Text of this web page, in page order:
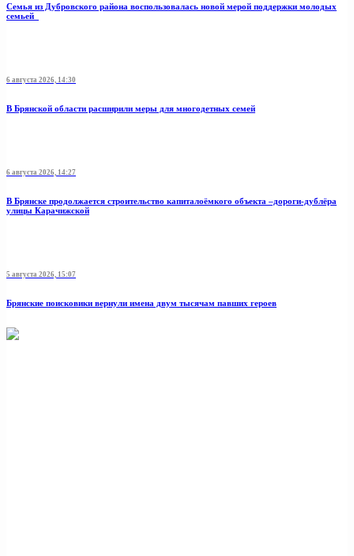
Семья из Дубровского района воспользовалась новой мерой поддержки молодых
семьей
6 августа 2026, 14:30
В Брянской области расширили меры для многодетных семей
6 августа 2026, 14:27
В Брянске продолжается строительство капиталоёмкого объекта –дороги-дублёра
улицы Карачижской
5 августа 2026, 15:07
Брянские поисковики вернули имена двум тысячам павших героев